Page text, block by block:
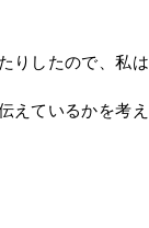
りしたので、私
えているかを考